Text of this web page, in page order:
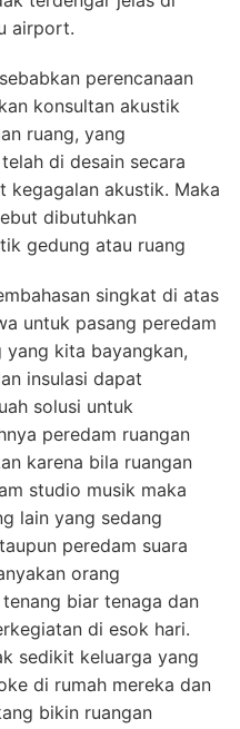
airport.
perencanaan
konsultan akustik
ruang, yang
di desain secara
kegagalan akustik. Maka
dibutuhkan
gedung atau ruang
singkat di atas
untuk pasang peredam
yang kita bayangkan,
insulasi dapat
solusi untuk
peredam ruangan
karena bila ruangan
studio musik maka
lain yang sedang
peredam suara
orang
biar tenaga dan
di esok hari.
sedikit keluarga yang
di rumah mereka dan
bikin ruangan